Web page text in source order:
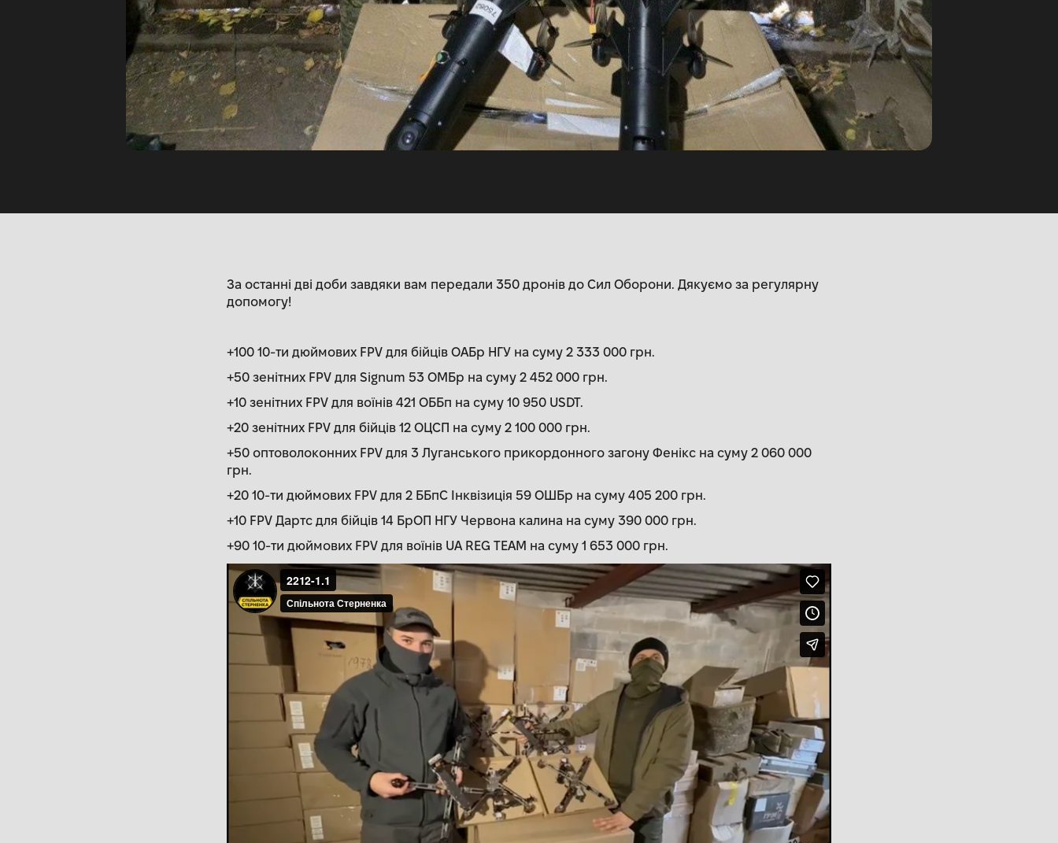
За останні дві доби завдяки вам передали 350 дронів до Сил Оборони. Дякуємо за регулярну
допомогу!
+100 10-ти дюймових FPV для бійців ОАБр НГУ на суму 2 333 000 грн.
+50 зенітних FPV для Signum 53 ОМБр на суму 2 452 000 грн.
+10 зенітних FPV для воїнів 421 ОББп на суму 10 950 USDT.
+20 зенітних FPV для бійців 12 ОЦСП на суму 2 100 000 грн.
+50 оптоволоконних FPV для 3 Луганського прикордонного загону Фенікс на суму 2 060 000
грн.
+20 10-ти дюймових FPV для 2 ББпС Інквізиція 59 ОШБр на суму 405 200 грн.
+10 FPV Дартс для бійців 14 БрОП НГУ Червона калина на суму 390 000 грн.
+90 10-ти дюймових FPV для воїнів UA REG TEAM на суму 1 653 000 грн.